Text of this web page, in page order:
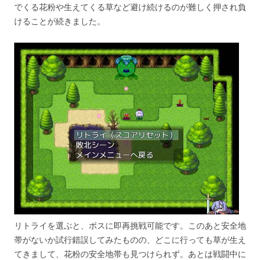
でくる花粉や生えてくる草など避け続けるのが難しく押され負
けることが続きました。
リトライを選ぶと、ボスに即再挑戦可能です。このあと安全地
帯がないか試行錯誤してみたものの、どこに行っても草が生え
てきまして、花粉の安全地帯も見つけられず。あとは戦闘中に